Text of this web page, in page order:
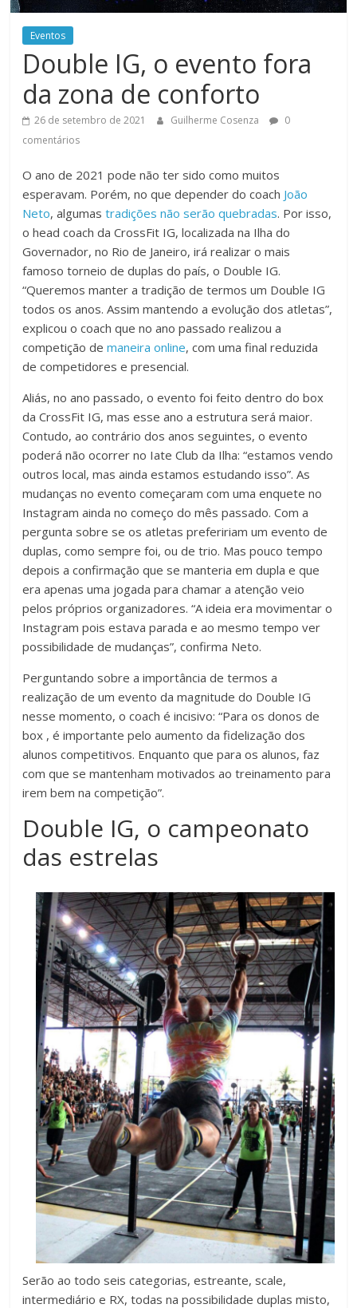
Eventos
Double IG, o evento fora
da zona de conforto
26 de setembro de 2021 Guilherme Cosenza
0
comentários
O ano de 2021 pode não ter sido como muitos
esperavam. Porém, no que depender do coach João
Neto, algumastradições não serão quebradas. Por isso,
o head coach da CrossFit IG, localizada na Ilha do
Governador, no Rio de Janeiro, irá realizar o mais
famoso torneio de duplas do país, o Double IG.
“Queremos manter a tradição de termos um Double IG
todos os anos. Assim mantendo a evolução dos atletas”,
explicou o coach que no ano passado realizou a
competição de maneira online, com uma final reduzida
de competidores e presencial.
Aliás, no ano passado, o evento foi feito dentro do box
da CrossFit IG, mas esse ano a estrutura será maior.
Contudo, ao contrário dos anos seguintes, o evento
poderá não ocorrer no Iate Club da Ilha: “estamos vendo
outros local, mas ainda estamos estudando isso”. As
mudanças no evento começaram com uma enquete no
Instagram ainda no começo do mês passado. Com a
pergunta sobre se os atletas prefeririam um evento de
duplas, como sempre foi, ou de trio. Mas pouco tempo
depois a confirmação que se manteria em dupla e que
era apenas uma jogada para chamar a atenção veio
pelos próprios organizadores. “A ideia era movimentar o
Instagram pois estava parada e ao mesmo tempo ver
possibilidade de mudanças”, confirma Neto.
Perguntando sobre a importância de termos a
realização de um evento da magnitude do Double IG
nesse momento, o coach é incisivo: “Para os donos de
box , é importante pelo aumento da fidelização dos
alunos competitivos. Enquanto que para os alunos, faz
com que se mantenham motivados ao treinamento para
irem bem na competição”.
Double IG, o campeonato
das estrelas
Serão ao todo seis categorias, estreante, scale,
intermediário e RX, todas na possibilidade duplas misto,